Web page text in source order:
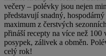
večery – polévky jsou nejen
představují snadný,
maximum z čerstvých
přináší recepty na více než
posypek, zálivek a obměn.
celý rok!